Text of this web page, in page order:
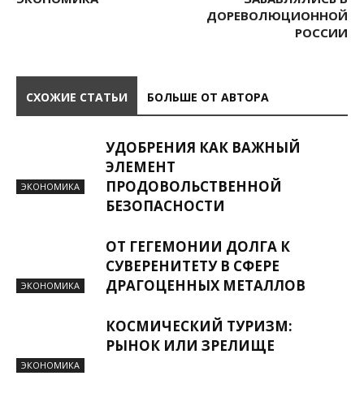
ДОРЕВОЛЮЦИОННОЙ
РОССИИ
СХОЖИЕ СТАТЬИ БОЛЬШЕ ОТ АВТОРА
ЭКОНОМИКА
УДОБРЕНИЯ КАК ВАЖНЫЙ
ЭЛЕМЕНТ
ПРОДОВОЛЬСТВЕННОЙ
БЕЗОПАСНОСТИ
ЭКОНОМИКА
ОТ ГЕГЕМОНИИ ДОЛГА К
СУВЕРЕНИТЕТУ В СФЕРЕ
ДРАГОЦЕННЫХ МЕТАЛЛОВ
ЭКОНОМИКА
КОСМИЧЕСКИЙ ТУРИЗМ:
РЫНОК ИЛИ ЗРЕЛИЩЕ